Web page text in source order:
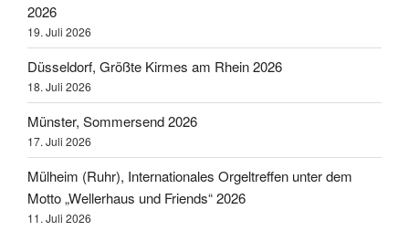
2026
19. Juli 2026
Düsseldorf, Größte Kirmes am Rhein 2026
18. Juli 2026
Münster, Sommersend 2026
17. Juli 2026
Mülheim (Ruhr), Internationales Orgeltreffen unter dem
Motto „Wellerhaus und Friends“ 2026
11. Juli 2026